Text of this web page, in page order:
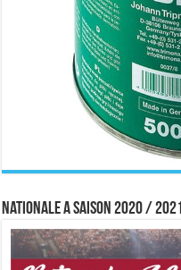
Nationale A saison 2020 / 2021